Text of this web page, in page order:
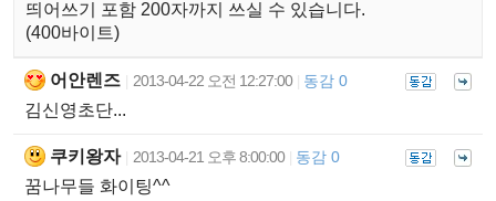
띄어쓰기 포함 200자까지 쓰실 수 있습니다.
(400바이트)
어안렌즈 2013-04-22 오전 12:27:00 동감 0
김신영초단...
쿠키왕자 2013-04-21 오후 8:00:00 동감 0
꿈나무들 화이팅^^